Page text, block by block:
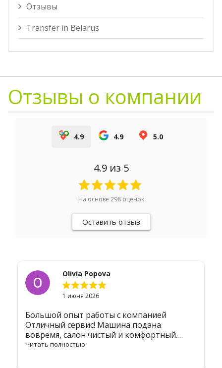
Отзывы
Transfer in Belarus
Отзывы о компании
4.9 4.9 5.0
4.9из 5
На основе 298оценок
Оставить отзыв
Olivia Popova
1 июня 2026
Большой опыт работы с компанией
Отличный сервис! Машина подана
вовремя, салон чистый и комфортный.
Водитель вежливый, помог с тяжелым
Читать полностью